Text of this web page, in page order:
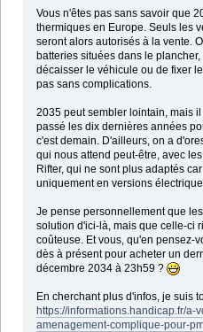
Vous n'êtes pas sans savoir que
thermiques en Europe. Seuls les
seront alors autorisés à la vente.
batteries situées dans le
décaisser le véhicule ou de fixer
pas sans complications.
2035 peut sembler lointain, mais
passé les dix dernières années
c'est demain. D'ailleurs, on a
qui nous attend peut-être, avec
Rifter, qui ne sont plus adaptés
uniquement en versions
Je pense personnellement que
solution d'ici-là, mais que celle-ci
coûteuse. Et vous, qu'en pensez-
dès à présent pour acheter un
décembre 2034 à 23h59 ?
En cherchant plus d'infos, je suis
https://informations.handicap.fr/a-
amenagement-complique-pour-